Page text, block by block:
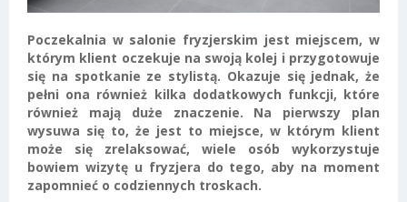
Poczekalnia w salonie fryzjerskim jest miejscem, w
którym klient oczekuje na swoją kolej i przygotowuje
się na spotkanie ze stylistą. Okazuje się jednak, że
pełni ona również kilka dodatkowych funkcji, które
również mają duże znaczenie. Na pierwszy plan
wysuwa się to, że jest to miejsce, w którym klient
może się zrelaksować, wiele osób wykorzystuje
bowiem wizytę u fryzjera do tego, aby na moment
zapomnieć o codziennych troskach.